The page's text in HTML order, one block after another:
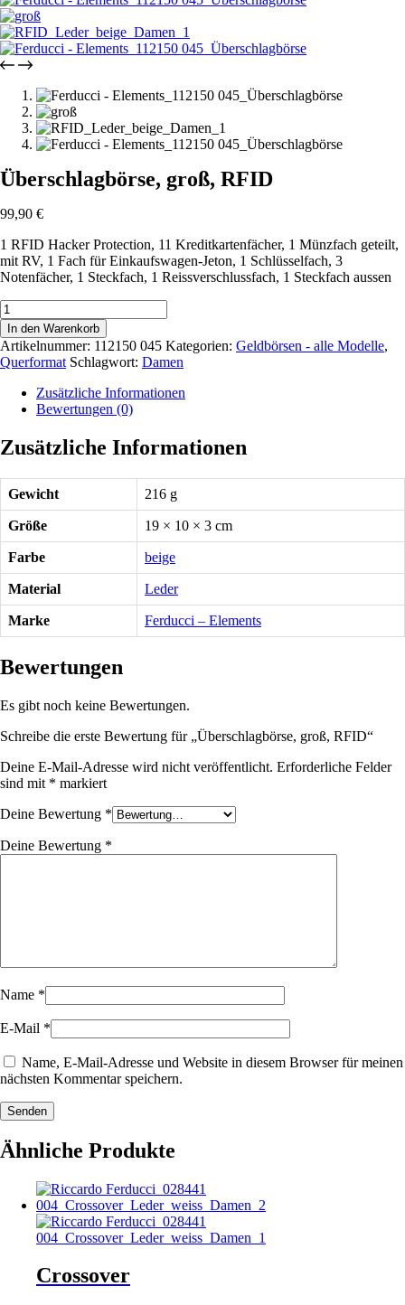
Überschlagbörse, groß, RFID
99,90 €
1 RFID Hacker Protection, 11 Kreditkartenfächer, 1 Münzfach geteilt,
mit RV, 1 Fach für Einkaufswagen-Jeton, 1 Schlüsselfach, 3
Notenfächer, 1 Steckfach, 1 Reissverschlussfach, 1 Steckfach aussen
Überschlagbörse,
groß,
RFID
Menge
In den Warenkorb
Artikelnummer: 112150 045 Kategorien: Geldbörsen - alle Modelle,
Querformat Schlagwort: Damen
Zusätzliche Informationen
Bewertungen (0)
Zusätzliche Informationen
Gewicht 216 g
Größe 19 × 10 × 3 cm
Farbe beige
Material Leder
Marke Ferducci – Elements
Bewertungen
Es gibt noch keine Bewertungen.
Schreibe die erste Bewertung für „Überschlagbörse, groß, RFID“
Deine E-Mail-Adresse wird nicht veröffentlicht. Erforderliche Felder
sind mit * markiert
Deine Bewertung *
Deine Bewertung *
Name *
E-Mail *
Name, E-Mail-Adresse und Website in diesem Browser für meinen
nächsten Kommentar speichern.
Senden
Ähnliche Produkte
Crossover